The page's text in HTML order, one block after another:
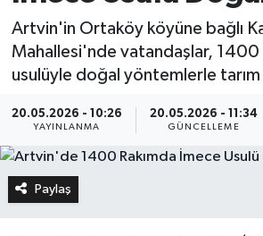
Artvin'in Ortaköy köyüne bağlı
Mahallesi'nde vatandaşlar, 1400
usulüyle doğal yöntemlerle tarım
20.05.2026 - 10:26
YAYINLANMA
20.05.2026 - 11:34
GÜNCELLEME
Paylaş
Teknoloji
Sağlık
Tüm Manşetler
Son Dakika Haberleri
Haber Arşivi